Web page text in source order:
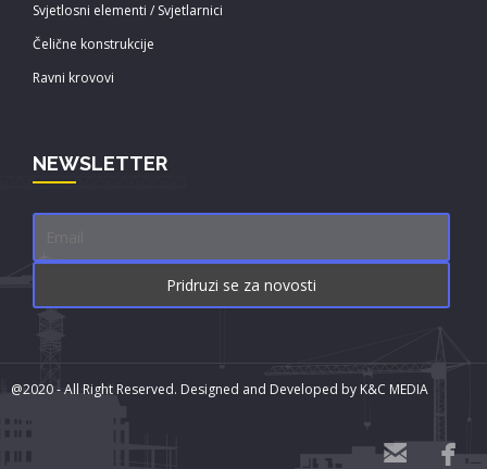
Svjetlosni elementi / Svjetlarnici
Čelične konstrukcije
Ravni krovovi
NEWSLETTER
@2020 - All Right Reserved. Designed and Developed by K&C MEDIA
 